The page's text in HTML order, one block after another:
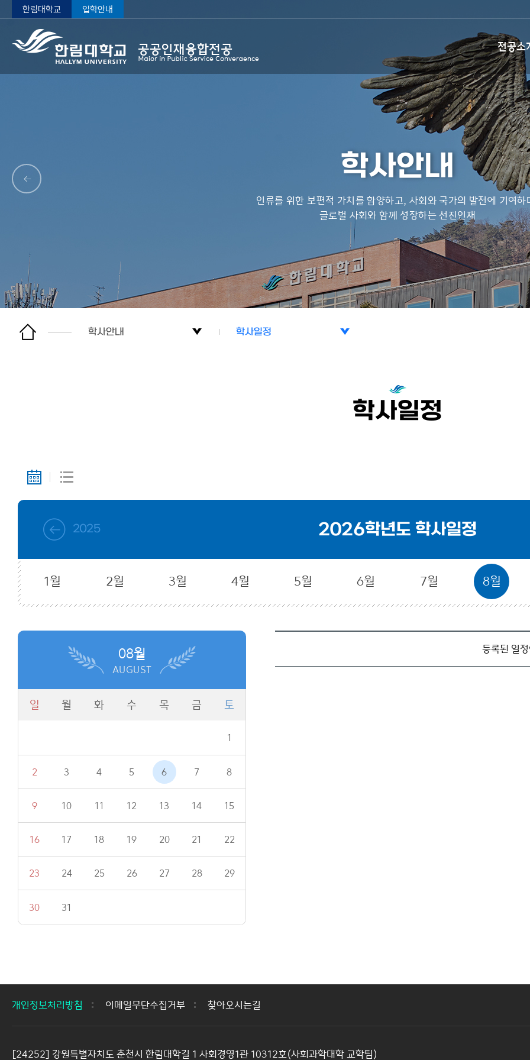
한림대학교 입학안내
전공소
학사안내
인류를 위한 보편적 가치를 함양하고, 사회와 국가의 발전에 기여하
글로벌 사회와 함께 성장하는 선진인재
학사안내 학사일정
학사일정
2025 2026학년도 학사일정
1월 2월 3월 4월 5월 6월 7월 8월
08월
AUGUST
일 월 화 수 목 금 토
1
2 3 4 5 6 7 8
9 10 11 12 13 14 15
16 17 18 19 20 21 22
23 24 25 26 27 28 29
30 31
등록된 일
개인정보처리방침 이메일무단수집거부 찾아오시는길
[24252] 강원특별자치도 춘천시 한림대학길 1 사회경영1관 10312호(사회과학대학 교학팀)